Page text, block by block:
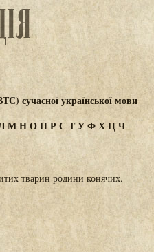
сучасної української мови
МНОПР СТУФХЦЧ
тварин родини конячих.